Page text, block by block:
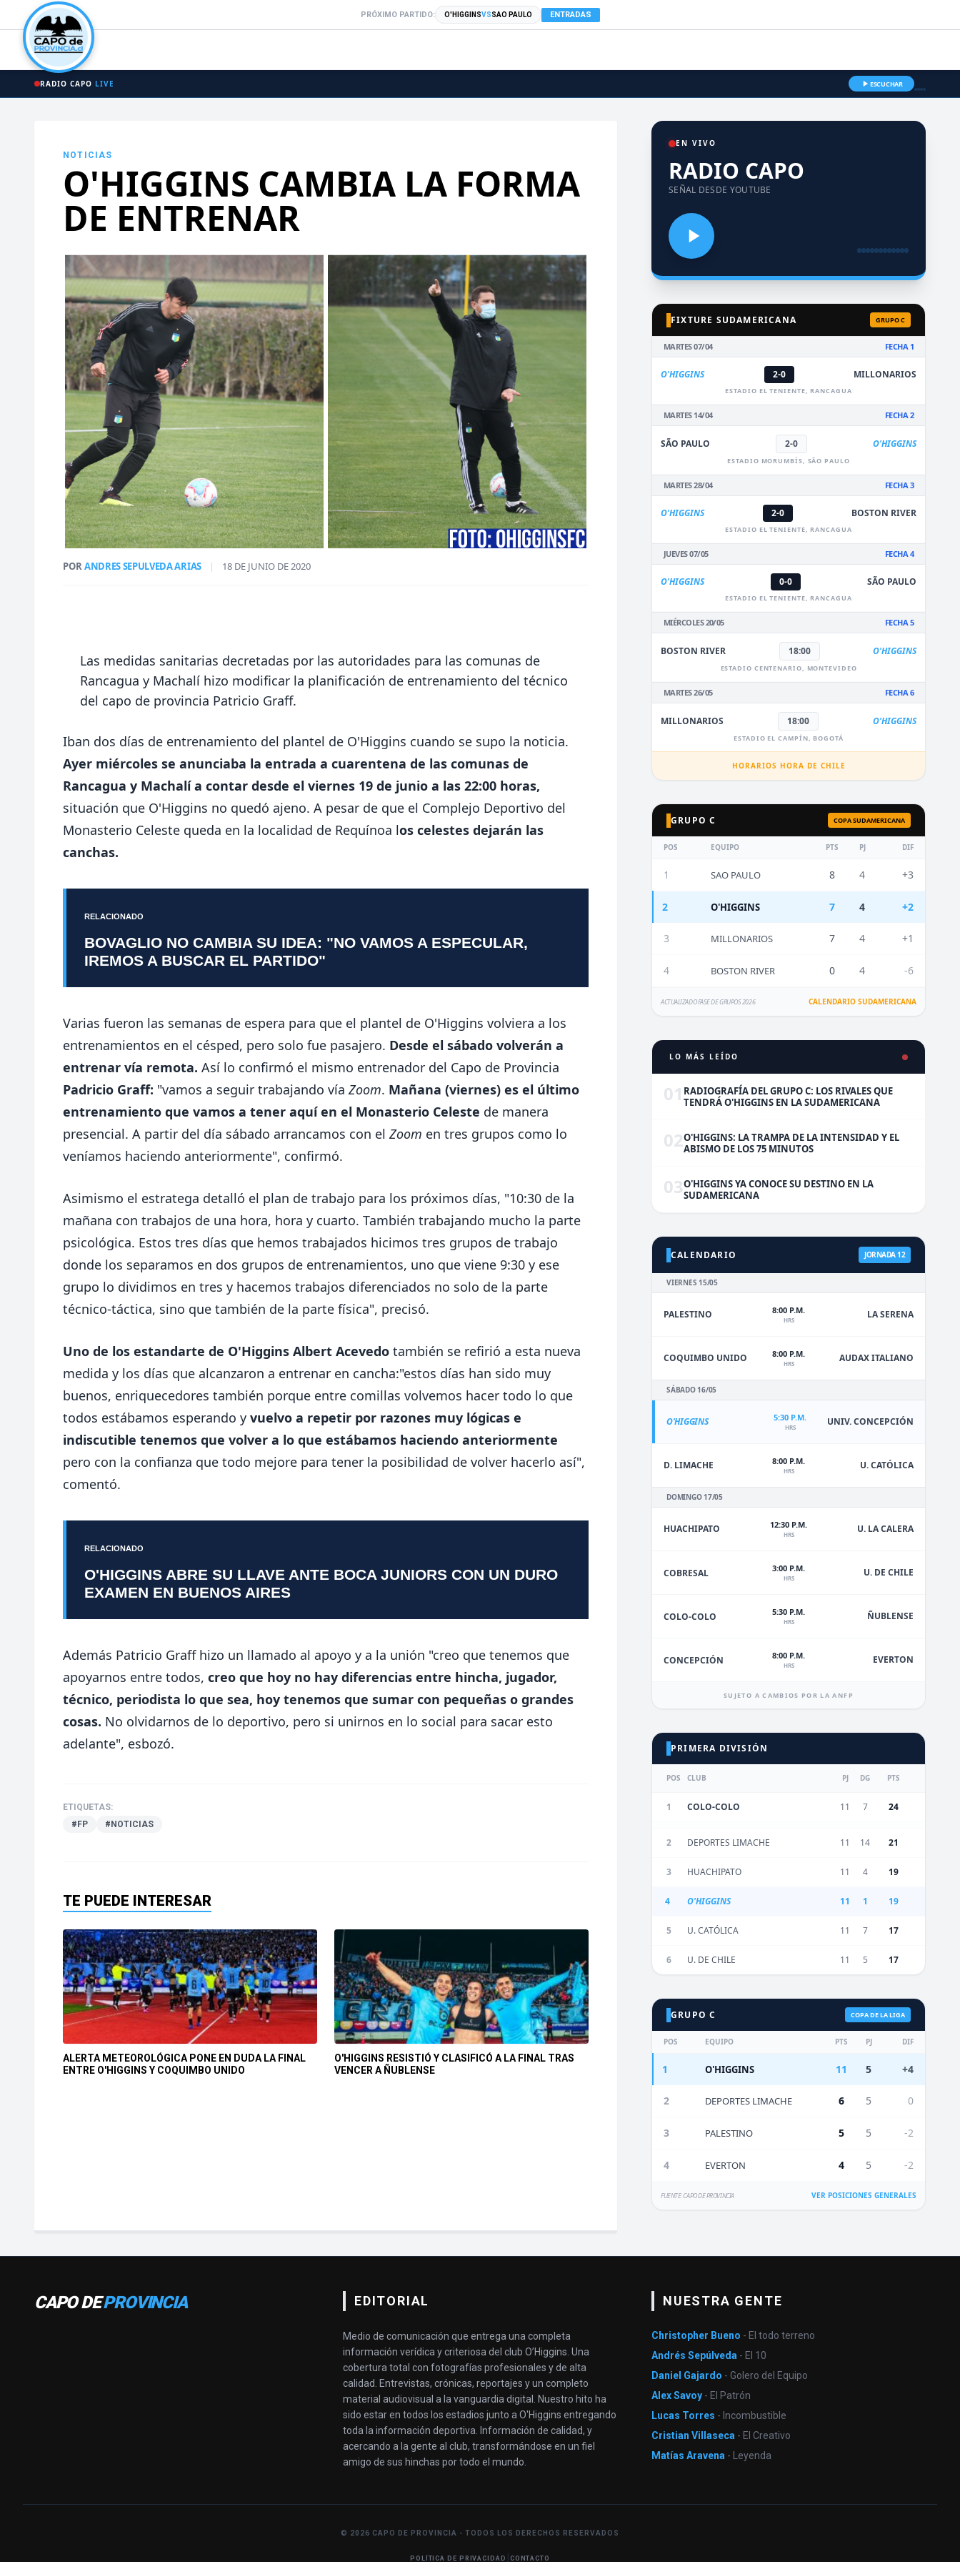
PRÓXIMO PARTIDO: O'HIGGINSVSSAO PAULO ENTRADAS
RADIO CAPO LIVE ESCUCHAR
NOTICIAS
O'HIGGINS CAMBIA LA FORMA
DE ENTRENAR
PORANDRES SEPULVEDA ARIAS | 18 DE JUNIO DE 2020
Las medidas sanitarias decretadas por las autoridades para las comunas de
Rancagua y Machalí hizo modificar la planificación de entrenamiento del técnico
del capo de provincia Patricio Graff.
Iban dos días de entrenamiento del plantel de O'Higgins cuando se supo la noticia.
Ayer miércoles se anunciaba la entrada a cuarentena de las comunas de
Rancagua y Machalí a contar desde el viernes 19 de junio a las 22:00 horas,
situación que O'Higgins no quedó ajeno. A pesar de que el Complejo Deportivo del
Monasterio Celeste queda en la localidad de Requínoa los celestes dejarán las
canchas.
RELACIONADO
BOVAGLIO NO CAMBIA SU IDEA: "NO VAMOS A ESPECULAR,
IREMOS A BUSCAR EL PARTIDO"
Varias fueron las semanas de espera para que el plantel de O'Higgins volviera a los
entrenamientos en el césped, pero solo fue pasajero. Desde el sábado volverán a
entrenar vía remota. Así lo confirmó el mismo entrenador del Capo de Provincia
Padricio Graff: "vamos a seguir trabajando vía Zoom. Mañana (viernes) es el último
entrenamiento que vamos a tener aquí en el Monasterio Celeste de manera
presencial. A partir del día sábado arrancamos con el Zoom en tres grupos como lo
veníamos haciendo anteriormente", confirmó.
Asimismo el estratega detalló el plan de trabajo para los próximos días, "10:30 de la
mañana con trabajos de una hora, hora y cuarto. También trabajando mucho la parte
psicológica. Estos tres días que hemos trabajados hicimos tres grupos de trabajo
donde los separamos en dos grupos de entrenamientos, uno que viene 9:30 y ese
grupo lo dividimos en tres y hacemos trabajos diferenciados no solo de la parte
técnico-táctica, sino que también de la parte física", precisó.
Uno de los estandarte de O'Higgins Albert Acevedo también se refirió a esta nueva
medida y los días que alcanzaron a entrenar en cancha:"estos días han sido muy
buenos, enriquecedores también porque entre comillas volvemos hacer todo lo que
todos estábamos esperando y vuelvo a repetir por razones muy lógicas e
indiscutible tenemos que volver a lo que estábamos haciendo anteriormente
pero con la confianza que todo mejore para tener la posibilidad de volver hacerlo así",
comentó.
RELACIONADO
O'HIGGINS ABRE SU LLAVE ANTE BOCA JUNIORS CON UN DURO
EXAMEN EN BUENOS AIRES
Además Patricio Graff hizo un llamado al apoyo y a la unión "creo que tenemos que
apoyarnos entre todos, creo que hoy no hay diferencias entre hincha, jugador,
técnico, periodista lo que sea, hoy tenemos que sumar con pequeñas o grandes
cosas. No olvidarnos de lo deportivo, pero si unirnos en lo social para sacar esto
adelante", esbozó.
ETIQUETAS:
#FP
#NOTICIAS
TE PUEDE INTERESAR
ALERTA METEOROLÓGICA PONE EN DUDA LA FINAL
ENTRE O'HIGGINS Y COQUIMBO UNIDO
O'HIGGINS RESISTIÓ Y CLASIFICÓ A LA FINAL TRAS
VENCER A ÑUBLENSE
EN VIVO
RADIO CAPO
SEÑAL DESDE YOUTUBE
FIXTURE SUDAMERICANA GRUPO C
MARTES 07/04 FECHA 1
O'HIGGINS 2-0 MILLONARIOS
ESTADIO EL TENIENTE, RANCAGUA
MARTES 14/04 FECHA 2
SÃO PAULO 2-0 O'HIGGINS
ESTADIO MORUMBÍS, SÃO PAULO
MARTES 28/04 FECHA 3
O'HIGGINS 2-0 BOSTON RIVER
ESTADIO EL TENIENTE, RANCAGUA
JUEVES 07/05 FECHA 4
O'HIGGINS 0-0 SÃO PAULO
ESTADIO EL TENIENTE, RANCAGUA
MIÉRCOLES 20/05 FECHA 5
BOSTON RIVER 18:00 O'HIGGINS
ESTADIO CENTENARIO, MONTEVIDEO
MARTES 26/05 FECHA 6
MILLONARIOS 18:00 O'HIGGINS
ESTADIO EL CAMPÍN, BOGOTÁ
HORARIOS HORA DE CHILE
GRUPO C COPA SUDAMERICANA
POS EQUIPO PTS PJ DIF
1 SAO PAULO 8 4 +3
2 O'HIGGINS 7 4 +2
3 MILLONARIOS 7 4 +1
4 BOSTON RIVER 0 4 -6
ACTUALIZADO FASE DE GRUPOS 2026 CALENDARIO SUDAMERICANA
LO MÁS LEÍDO
01 RADIOGRAFÍA DEL GRUPO C: LOS RIVALES QUE
TENDRÁ O'HIGGINS EN LA SUDAMERICANA
02O'HIGGINS: LA TRAMPA DE LA INTENSIDAD Y EL
ABISMO DE LOS 75 MINUTOS
03O'HIGGINS YA CONOCE SU DESTINO EN LA
SUDAMERICANA
CALENDARIO JORNADA 12
VIERNES 15/05
PALESTINO 8:00 P.M.
HRS LA SERENA
COQUIMBO UNIDO 8:00 P.M.
HRS AUDAX ITALIANO
SÁBADO 16/05
O'HIGGINS 5:30 P.M.
HRS UNIV. CONCEPCIÓN
D. LIMACHE 8:00 P.M.
HRS U. CATÓLICA
DOMINGO 17/05
HUACHIPATO 12:30 P.M.
HRS U. LA CALERA
COBRESAL 3:00 P.M.
HRS U. DE CHILE
COLO-COLO 5:30 P.M.
HRS ÑUBLENSE
CONCEPCIÓN 8:00 P.M.
HRS EVERTON
SUJETO A CAMBIOS POR LA ANFP
PRIMERA DIVISIÓN
POS CLUB PJ DG PTS
1 COLO-COLO 11 7 24
2 DEPORTES LIMACHE 11 14 21
3 HUACHIPATO 11 4 19
4 O'HIGGINS 11 1 19
5 U. CATÓLICA 11 7 17
6 U. DE CHILE 11 5 17
GRUPO C COPA DE LA LIGA
POS EQUIPO PTS PJ DIF
1 O'HIGGINS 11 5 +4
2 DEPORTES LIMACHE 6 5 0
3 PALESTINO 5 5 -2
4 EVERTON 4 5 -2
FUENTE: CAPO DE PROVINCIA VER POSICIONES GENERALES
CAPO DEPROVINCIA EDITORIAL
Medio de comunicación que entrega una completa
información verídica y criteriosa del club O’Higgins. Una
cobertura total con fotografías profesionales y de alta
calidad. Entrevistas, crónicas, reportajes y un completo
material audiovisual a la vanguardia digital. Nuestro hito ha
sido estar en todos los estadios junto a O'Higgins entregando
toda la información deportiva. Información de calidad, y
acercando a la gente al club, transformándose en un fiel
amigo de sus hinchas por todo el mundo.
NUESTRA GENTE
Christopher Bueno - El todo terreno
Andrés Sepúlveda - El 10
Daniel Gajardo - Golero del Equipo
Alex Savoy - El Patrón
Lucas Torres - Incombustible
Cristian Villaseca - El Creativo
Matías Aravena - Leyenda
© 2026 CAPO DE PROVINCIA - TODOS LOS DERECHOS RESERVADOS
POLÍTICA DE PRIVACIDAD | CONTACTO